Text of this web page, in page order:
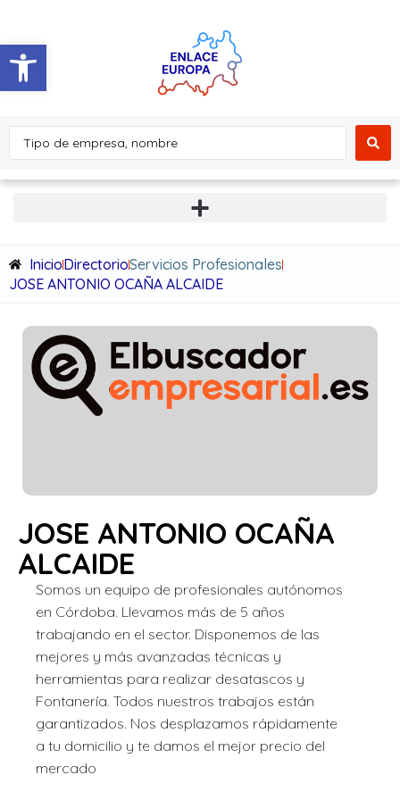
Abrir barra de herramientas
InicioDirectorioServicios Profesionales
JOSE ANTONIO OCAÑA ALCAIDE
JOSE ANTONIO OCAÑA
ALCAIDE
Somos un equipo de profesionales autónomos
en Córdoba. Llevamos más de 5 años
trabajando en el sector. Disponemos de las
mejores y más avanzadas técnicas y
herramientas para realizar desatascos y
Fontanería. Todos nuestros trabajos están
garantizados. Nos desplazamos rápidamente
a tu domicilio y te damos el mejor precio del
mercado